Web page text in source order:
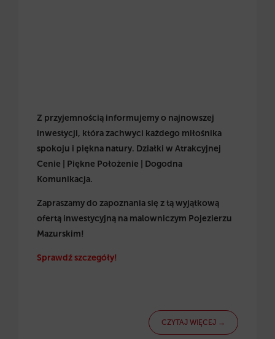
Z przyjemnością informujemy o najnowszej
inwestycji, która zachwyci każdego miłośnika
spokoju i piękna natury. Działki w Atrakcyjnej
Cenie | Piękne Położenie | Dogodna
Komunikacja.
Zapraszamy do zapoznania się z tą wyjątkową
ofertą inwestycyjną na malowniczym Pojezierzu
Mazurskim!
Sprawdź szczegóły!
CZYTAJ WIĘCEJ →